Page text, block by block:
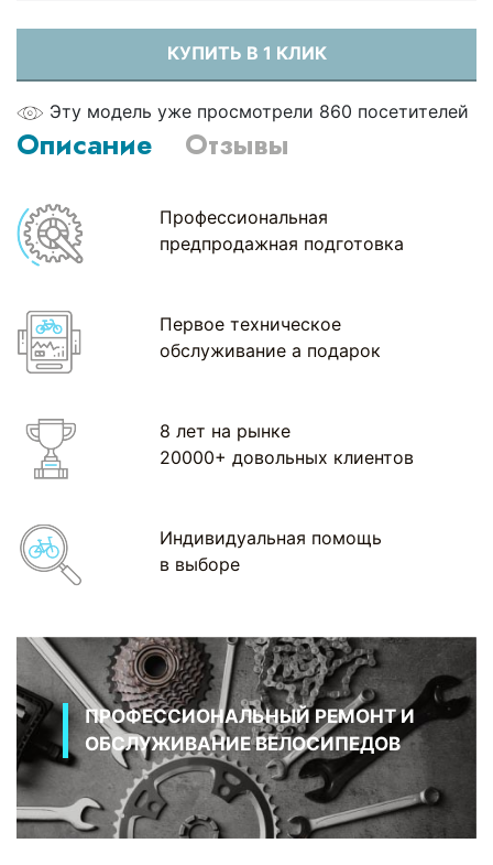
КУПИТЬ В 1 КЛИК
Эту модель уже просмотрели 860 посетителей
Описание Отзывы
Профессиональная
предпродажная подготовка
Первое техническое
обслуживание а подарок
8 лет на рынке
20000+ довольных клиентов
Индивидуальная помощь
в выборе
ПРОФЕССИОНАЛЬНЫЙ РЕМОНТ И
ОБСЛУЖИВАНИЕ ВЕЛОСИПЕДОВ